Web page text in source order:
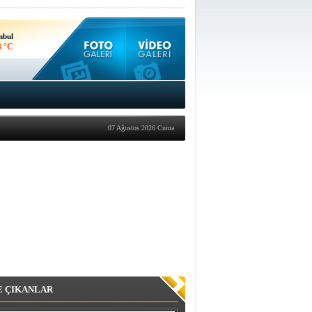
°C
07 Ağustos 2026 Cuma
ÇIKANLAR